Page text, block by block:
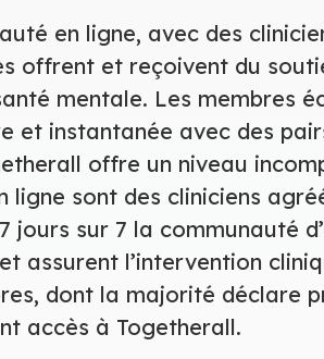
en ligne, avec des
offrent et reçoivent du
mentale. Les membres
et instantanée avec des
offre un niveau
ligne sont des cliniciens
jours sur 7 la communauté
assurent l’intervention
dont la majorité déclare
accès à Togetherall.